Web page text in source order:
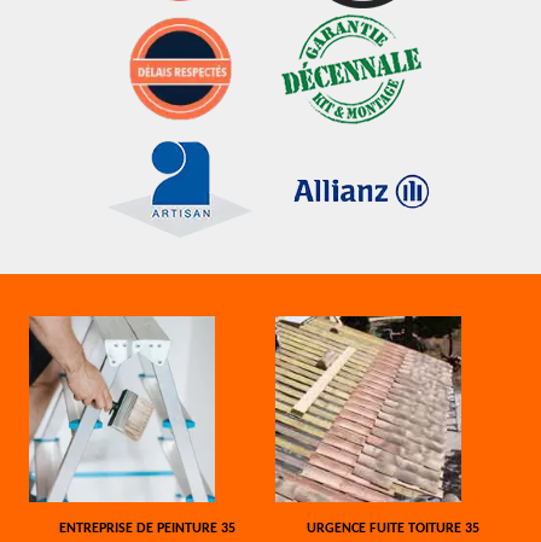
ENTREPRISE DE PEINTURE 35 URGENCE FUITE TOITURE 35